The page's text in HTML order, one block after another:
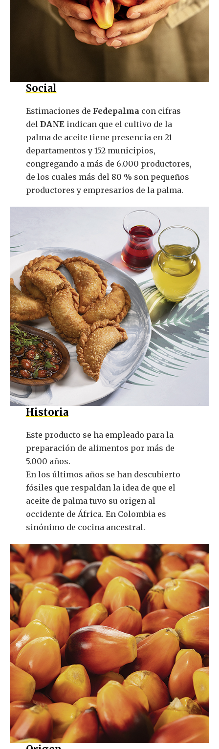
Social
Estimaciones de Fedepalma con cifras
del DANEindican que el cultivo de la
palma de aceite tiene presencia en 21
departamentos y 152 municipios,
congregando a más de 6.000 productores,
de los cuales más del 80 % son pequeños
productores y empresarios de la palma.
Historia
Este producto se ha empleado para la
preparación de alimentos por más de
5.000 años.
En los últimos años se han descubierto
fósiles que respaldan la idea de que el
aceite de palma tuvo su origen al
occidente de África. En Colombia es
sinónimo de cocina ancestral.